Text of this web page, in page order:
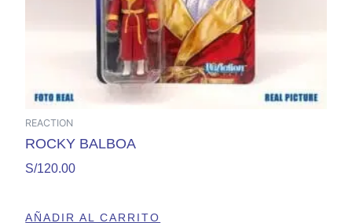
REACTION
ROCKY BALBOA
S/120.00
AÑADIR AL CARRITO